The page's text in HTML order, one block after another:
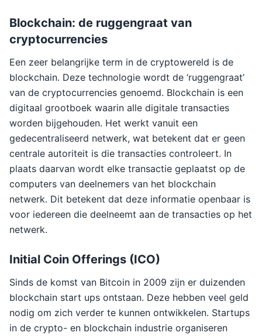
Blockchain: de ruggengraat van
cryptocurrencies
Een zeer belangrijke term in de cryptowereld is de
blockchain. Deze technologie wordt de ‘ruggengraat’
van de cryptocurrencies genoemd. Blockchain is een
digitaal grootboek waarin alle digitale transacties
worden bijgehouden. Het werkt vanuit een
gedecentraliseerd netwerk, wat betekent dat er geen
centrale autoriteit is die transacties controleert. In
plaats daarvan wordt elke transactie geplaatst op de
computers van deelnemers van het blockchain
netwerk. Dit betekent dat deze informatie openbaar is
voor iedereen die deelneemt aan de transacties op het
netwerk.
Initial Coin Offerings (ICO)
Sinds de komst van Bitcoin in 2009 zijn er duizenden
blockchain start ups ontstaan. Deze hebben veel geld
nodig om zich verder te kunnen ontwikkelen. Startups
in de crypto- en blockchain industrie organiseren